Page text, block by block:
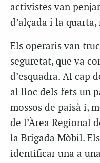
activistes van
d’alçada i la quarta,
Els operaris van
seguretat, que va
d’esquadra. Al cap
al lloc dels fets un
mossos de paisà i,
de l’Àrea Regional
la Brigada Mòbil.
identificar una a